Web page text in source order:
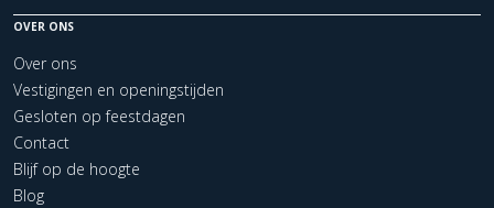
OVER ONS
Over ons
Vestigingen en openingstijden
Gesloten op feestdagen
Contact
Blijf op de hoogte
Blog